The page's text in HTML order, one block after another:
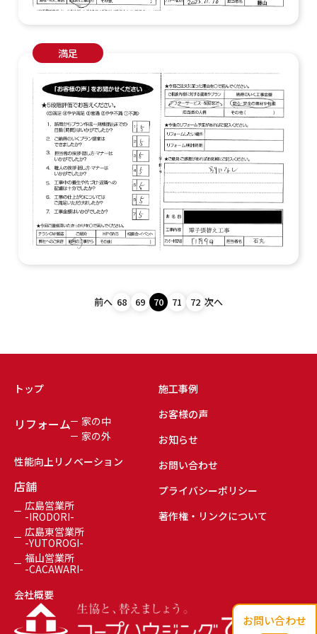
満足
前へ 68 69 70 71 72 次へ
トップ
リフォーム
家の中
家の外
性能向上リノベーション
店舗
広島営業所
-IRODORI-
広島東営業所
-YUTOROGI-
福山営業所
-CACAWARI-
会社概要
施工事例
お客様の声
お知らせ
お問い合わせ
プライバシーポリシー
著作権・リンクについて
お問い合わせ